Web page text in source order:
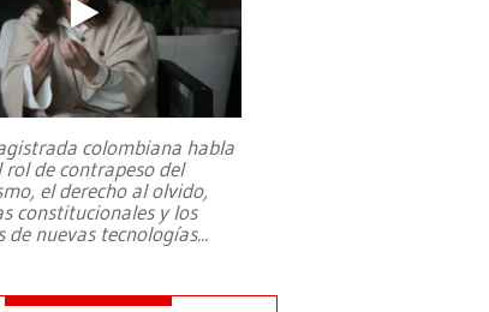
colombiana habla
rol de contrapeso del
el derecho al olvido,
constitucionales y los
de nuevas tecnologías...